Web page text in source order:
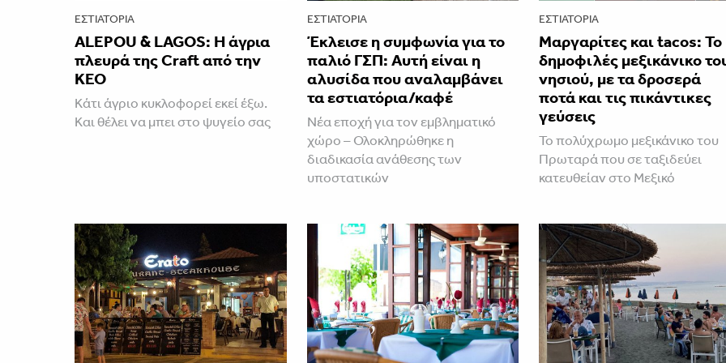
ΕΣΤΙΑΤΌΡΙΑ
ALEPOU & LAGOS: Η άγρια
πλευρά της Craft από την
ΚΕΟ
Κάτι άγριο κυκλοφορεί εκεί έξω.
Και θέλει να μπει στο ψυγείο σας
ΕΣΤΙΑΤΌΡΙΑ
Έκλεισε η συμφωνία για το
παλιό ΓΣΠ: Αυτή είναι η
αλυσίδα που αναλαμβάνει
τα εστιατόρια/καφέ
Νέα εποχή για τον εμβληματικό
χώρο – Ολοκληρώθηκε η
διαδικασία ανάθεσης των
υποστατικών
ΕΣΤΙΑΤΌΡΙΑ
Μαργαρίτες και tacos: Το
δημοφιλές μεξικάνικο
νησιού, με τα δροσερά
ποτά και τις πικάντικες
γεύσεις
Το πολύχρωμο μεξικάνικο του
Πρωταρά που σε ταξιδεύει
κατευθείαν στο Μεξικό